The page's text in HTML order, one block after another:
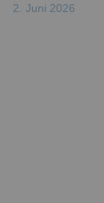
2. Juni 2026